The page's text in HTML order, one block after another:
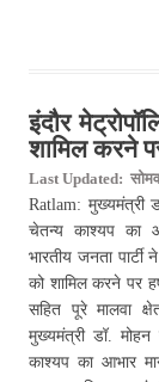
इंदौर
शामिल करने
Last Updated:
Ratlam: मुख्यमंत्री
चेतन्य काश्यप का
भारतीय जनता पार्टी
को शामिल करने पर
सहित पूरे मालवा
मुख्यमंत्री डॉ.
काश्यप का आभार